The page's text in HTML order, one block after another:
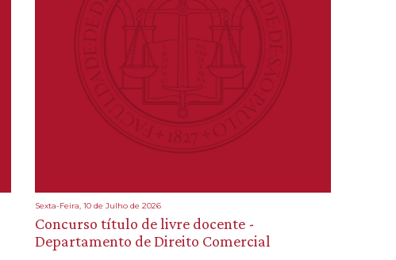
Sexta-Feira, 10 de Julho de 2026
Concurso título de livre docente -
Departamento de Direito Comercial